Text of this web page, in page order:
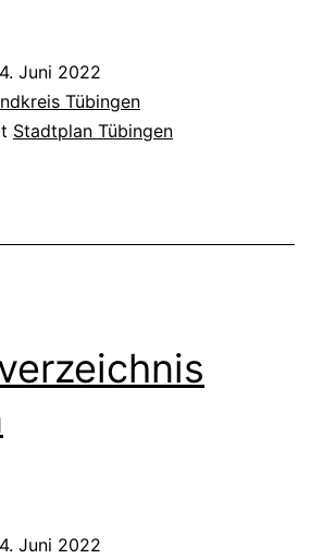
Juni 2022
Tübingen
Stadtplan Tübingen
Juni 2022